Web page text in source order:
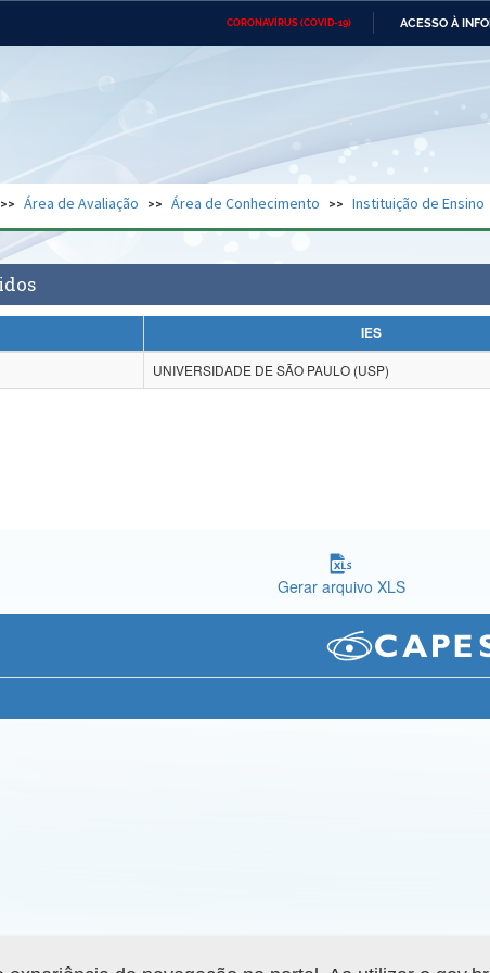
CORONAVÍRUS (COVID-19) ACESSO À
Ministério das Relações
Ministério do Desenvolvimento
Regional
Advocacia-Geral da União Banco Central do Brasil
Área de Avaliação Área de Conhecimento Instituição de Ensino
IES
UNIVERSIDADE DE SÃO PAULO (USP)
Gerar arquivo XLS